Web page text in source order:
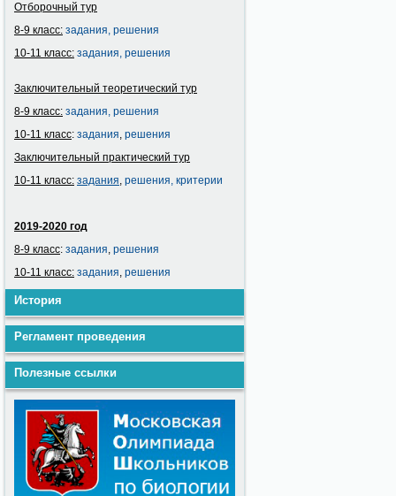
Отборочный тур
8-9 класс: задания, решения
10-11 класс: задания, решения
Заключительный теоретический тур
8-9 класс: задания, решения
10-11 класс: задания, решения
Заключительный практический тур
10-11 класс: задания, решения, критерии
2019-2020 год
8-9 класс: задания, решения
10-11 класс: задания, решения
История
Регламент проведения
Полезные ссылки